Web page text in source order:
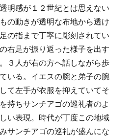
明感が１２世紀とは思えない
の動きが透明な布地から透け
の指まで丁寧に彫刻されてい
右足が振り返った様子を出す
３人が右の方へ話しながら歩
いる。イエスの腕と弟子の腕
て左手が衣服を抑えていてそ
持ちサンチアゴの巡礼者のよ
い表現。時代が丁度この地域
サンチアゴの巡礼が盛んにな